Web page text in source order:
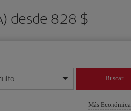
desde 828 $
mes/año
Buscar
Más Económica